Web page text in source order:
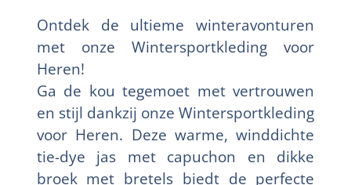
Ontdek de ultieme winteravonturen
met onze Wintersportkleding voor
Heren!
Ga de kou tegemoet met vertrouwen
en stijl dankzij onze Wintersportkleding
voor Heren. Deze warme, winddichte
tie-dye jas met capuchon en dikke
broek met bretels biedt de perfecte